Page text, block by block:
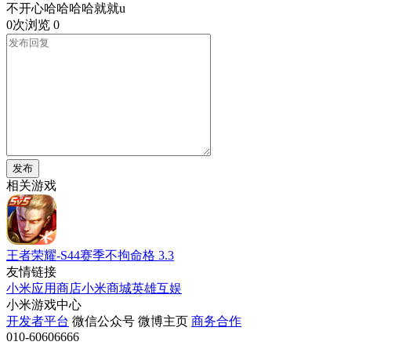
不开心哈哈哈哈就就u
0次浏览 0
发布
相关游戏
王者荣耀-S44赛季不拘命格 3.3
友情链接
小米应用商店小米商城英雄互娱
小米游戏中心
开发者平台 微信公众号 微博主页 商务合作
010-60606666